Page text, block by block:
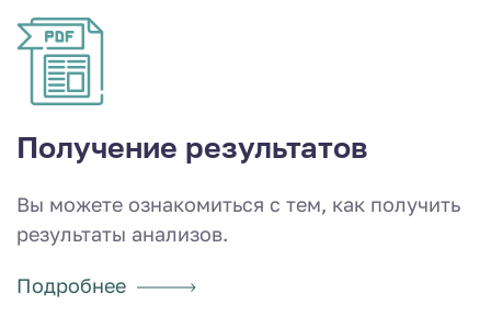
Получение результатов
Вы можете ознакомиться с тем, как получить
результаты анализов.
Подробнее